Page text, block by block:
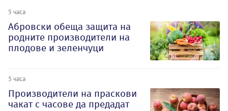
5 часа
Абровски обеща защита на
родните производители на
плодове и зеленчуци
5 часа
Производители на праскови
чакат с часове да предадат